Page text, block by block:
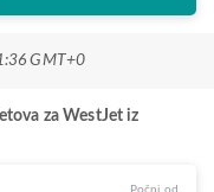
GMT+0
za WestJet iz
Počni od